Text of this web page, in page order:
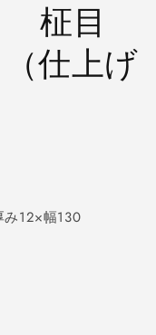
柾目
仕上げ
12×幅130